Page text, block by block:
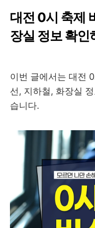
대전 0시 축제
장실 정보 확인
이번 글에서는 대전
선, 지하철, 화장실
습니다.